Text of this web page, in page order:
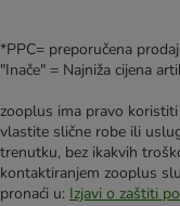
*PPC= preporučena
"Inače" = Najniža cijena
zooplus ima pravo
vlastite slične robe ili
trenutku, bez ikakvih
kontaktiranjem zooplus
pronaći u: Izjavi o zaštiti